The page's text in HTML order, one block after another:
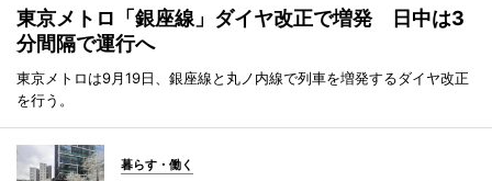
東京メトロ「銀座線」ダイヤ改正で増発 日中は3
分間隔で運行へ
東京メトロは9月19日、銀座線と丸ノ内線で列車を増発するダイヤ改正
を行う。
暮らす・働く